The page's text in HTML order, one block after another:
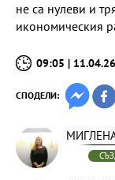
не са нулеви и
икономическия
09:05 |
СПОДЕЛИ: